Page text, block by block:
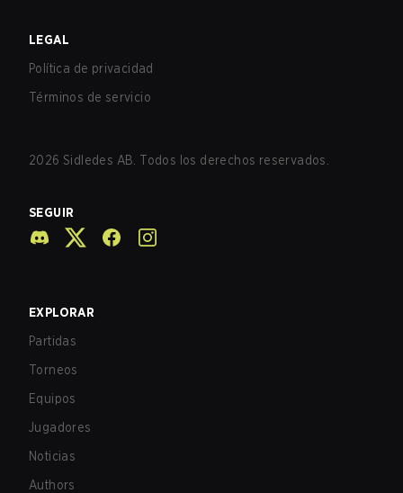
LEGAL
Política de privacidad
Términos de servicio
2026 Sidledes AB. Todos los derechos reservados.
SEGUIR
EXPLORAR
Partidas
Torneos
Equipos
Jugadores
Noticias
Authors